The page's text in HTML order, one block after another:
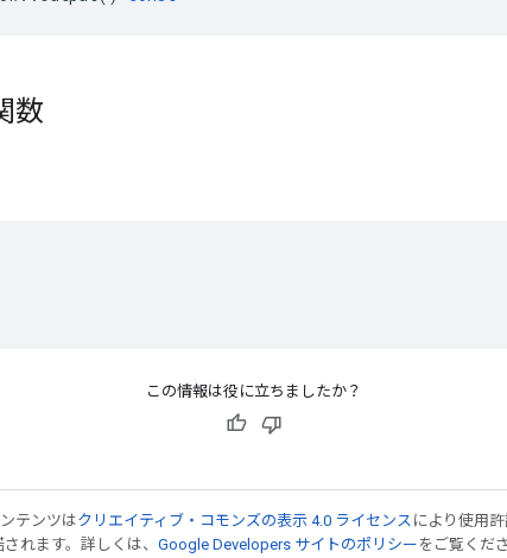
数
この情報は役に立ちましたか？
テンツはクリエイティブ・コモンズの表示 4.0 ライセンス により使用
れます。詳しくは、 Google Developers サイトのポリシー をご覧くだ